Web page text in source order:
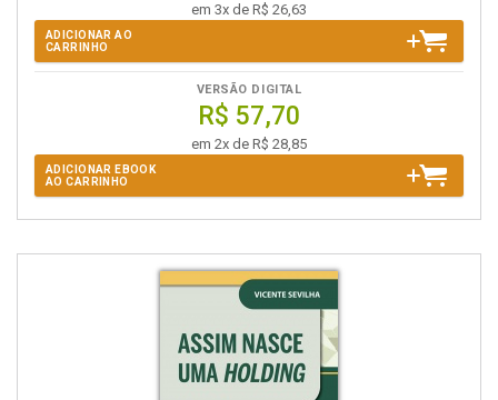
em 3x de R$ 26,63
ADICIONAR AO
CARRINHO
VERSÃO DIGITAL
R$ 57,70
em 2x de R$ 28,85
ADICIONAR EBOOK
AO CARRINHO